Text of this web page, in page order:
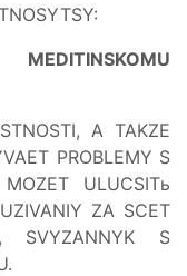
A TAKZE
PROBLEMY S
MOZET ULUCSITь
ZA SCET
SVYZANNYK S